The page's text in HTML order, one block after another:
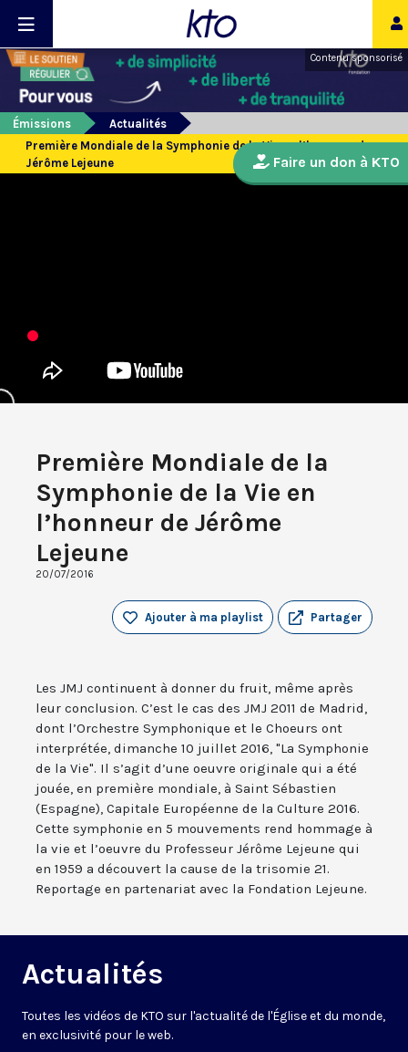
Contenu sponsorisé
Émissions
Actualités
Première Mondiale de la Symphonie de la Vie en l’honneur de
Jérôme Lejeune
Première Mondiale de la
Symphonie de la Vie en
l’honneur de Jérôme
Lejeune
20/07/2016
Partager
Ajouter à ma playlist
Les JMJ continuent à donner du fruit, même après
leur conclusion. C’est le cas des JMJ 2011 de Madrid,
dont l’Orchestre Symphonique et le Choeurs ont
interprétée, dimanche 10 juillet 2016, "La Symphonie
de la Vie". Il s’agit d’une oeuvre originale qui a été
jouée, en première mondiale, à Saint Sébastien
(Espagne), Capitale Européenne de la Culture 2016.
Cette symphonie en 5 mouvements rend hommage à
la vie et l’oeuvre du Professeur Jérôme Lejeune qui
en 1959 a découvert la cause de la trisomie 21.
Reportage en partenariat avec la Fondation Lejeune.
Actualités
Toutes les vidéos de KTO sur l'actualité de l'Église et du monde,
en exclusivité pour le web.
Faire un don à KTO